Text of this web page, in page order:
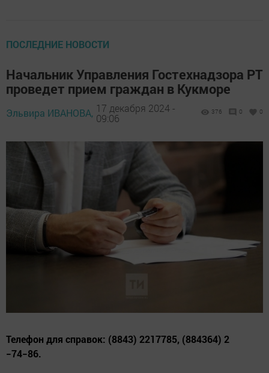
ПОСЛЕДНИЕ НОВОСТИ
Начальник Управления Гостехнадзора РТ
проведет прием граждан в Кукморе
Эльвира ИВАНОВА, 17 декабря 2024 -
09:06
376 0 0
Телефон для справок: (8843) 2217785, (884364) 2
−74−86.